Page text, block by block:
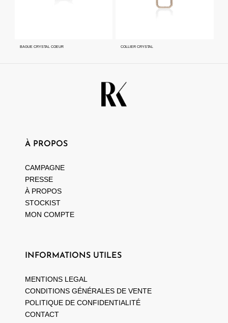
BAGUE CRYSTAL COEUR COLLIER CRYSTAL
À PROPOS
CAMPAGNE
PRESSE
À PROPOS
STOCKIST
MON COMPTE
INFORMATIONS UTILES
MENTIONS LEGAL
CONDITIONS GÉNÉRALES DE VENTE
POLITIQUE DE CONFIDENTIALITÉ
CONTACT